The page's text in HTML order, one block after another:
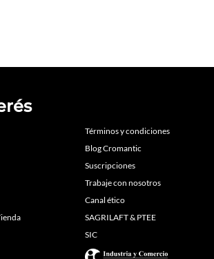
Términos y condiciones
Blog Cromantic
Suscripciones
Trabaje con nosotros
Canal ético
SAGRILAFT & PTEE
SIC